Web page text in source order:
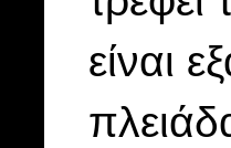
είναι